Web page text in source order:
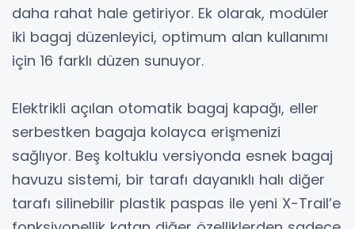
daha rahat hale getiriyor. Ek olarak, modüler
iki bagaj düzenleyici, optimum alan kullanımı
için 16 farklı düzen sunuyor.
Elektrikli açılan otomatik bagaj kapağı, eller
serbestken bagaja kolayca erişmenizi
sağlıyor. Beş koltuklu versiyonda esnek bagaj
havuzu sistemi, bir tarafı dayanıklı halı diğer
tarafı silinebilir plastik paspas ile yeni X-Trail’e